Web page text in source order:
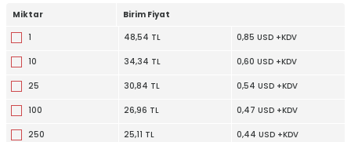
Miktar
Birim Fiyat
1
48,54 TL 0,85 USD +KDV
10 34,34 TL 0,60 USD +KDV
25 30,84 TL 0,54 USD +KDV
100 26,96 TL 0,47 USD +KDV
250 25,11 TL 0,44 USD +KDV